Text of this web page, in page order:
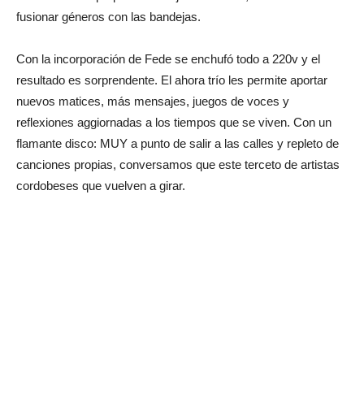
fusionar géneros con las bandejas.
Con la incorporación de Fede se enchufó todo a 220v y el
resultado es sorprendente. El ahora trío les permite aportar
nuevos matices, más mensajes, juegos de voces y
reflexiones aggiornadas a los tiempos que se viven. Con un
flamante disco: MUY a punto de salir a las calles y repleto de
canciones propias, conversamos que este terceto de artistas
cordobeses que vuelven a girar.